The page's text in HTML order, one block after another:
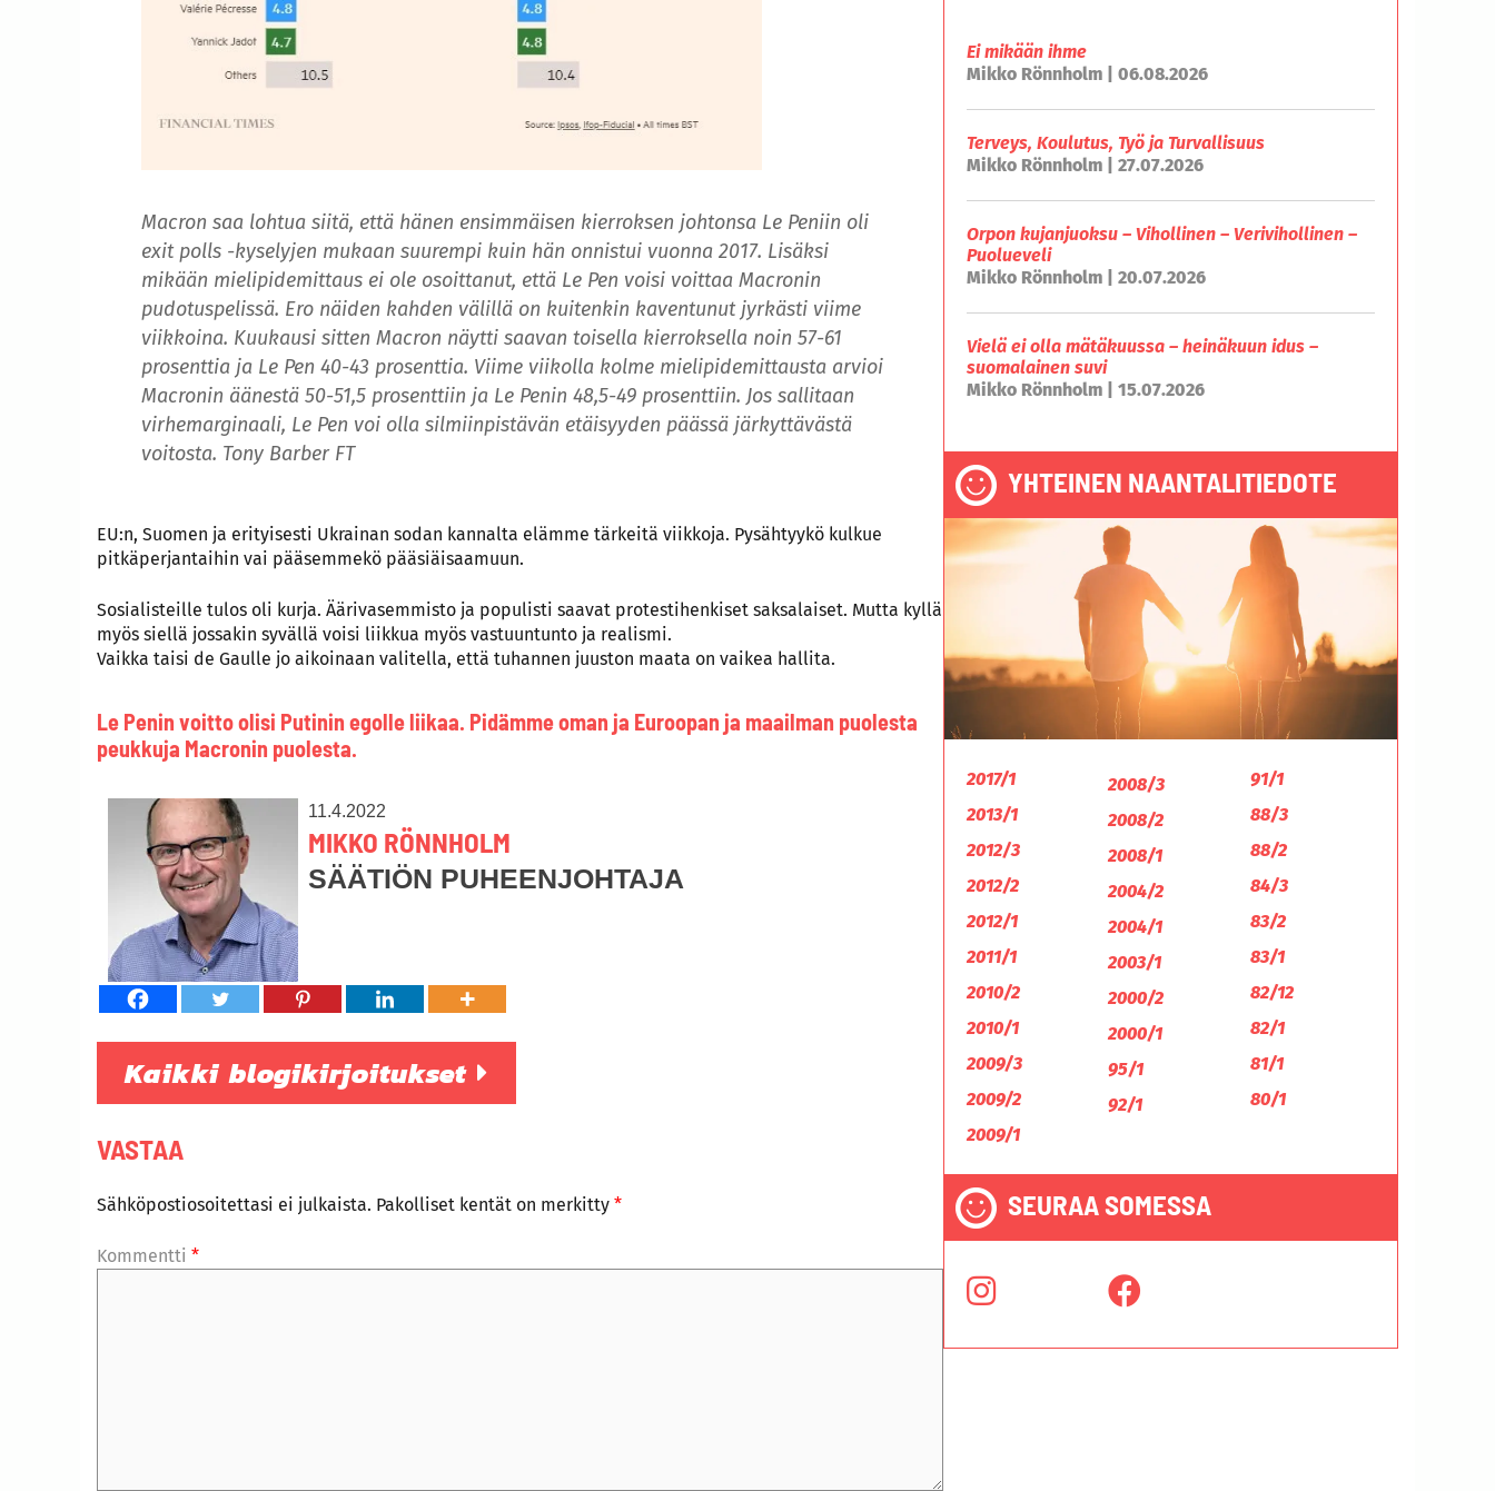
Macron saa lohtua siitä, että hänen ensimmäisen kierroksen johtonsa Le Peniin oli
exit polls -kyselyjen mukaan suurempi kuin hän onnistui vuonna 2017. Lisäksi
mikään mielipidemittaus ei ole osoittanut, että Le Pen voisi voittaa Macronin
pudotuspelissä. Ero näiden kahden välillä on kuitenkin kaventunut jyrkästi viime
viikkoina. Kuukausi sitten Macron näytti saavan toisella kierroksella noin 57-61
prosenttia ja Le Pen 40-43 prosenttia. Viime viikolla kolme mielipidemittausta arvioi
Macronin äänestä 50-51,5 prosenttiin ja Le Penin 48,5-49 prosenttiin. Jos sallitaan
virhemarginaali, Le Pen voi olla silmiinpistävän etäisyyden päässä järkyttävästä
voitosta. Tony Barber FT
EU:n, Suomen ja erityisesti Ukrainan sodan kannalta elämme tärkeitä viikkoja. Pysähtyykö kulkue
pitkäperjantaihin vai pääsemmekö pääsiäisaamuun.
Sosialisteille tulos oli kurja. Äärivasemmisto ja populisti saavat protestihenkiset saksalaiset. Mutta kyllä
myös siellä jossakin syvällä voisi liikkua myös vastuuntunto ja realismi.
Vaikka taisi de Gaulle jo aikoinaan valitella, että tuhannen juuston maata on vaikea hallita.
Le Penin voitto olisi Putinin egolle liikaa. Pidämme oman ja Euroopan ja maailman puolesta
peukkuja Macronin puolesta.
11.4.2022
MIKKO RÖNNHOLM
SÄÄTIÖN PUHEENJOHTAJA
Kaikki blogikirjoitukset
VASTAA
Sähköpostiosoitettasi ei julkaista. Pakolliset kentät on merkitty *
Kommentti *
Ei mikään ihme
Mikko Rönnholm | 06.08.2026
Terveys, Koulutus, Työ ja Turvallisuus
Mikko Rönnholm | 27.07.2026
Orpon kujanjuoksu – Vihollinen – Verivihollinen –
Puolueveli
Mikko Rönnholm | 20.07.2026
Vielä ei olla mätäkuussa – heinäkuun idus –
suomalainen suvi
Mikko Rönnholm | 15.07.2026
YHTEINEN NAANTALITIEDOTE
2017/1
2013/1
2012/3
2012/2
2012/1
2011/1
2010/2
2010/1
2009/3
2009/2
2009/1
2008/3
2008/2
2008/1
2004/2
2004/1
2003/1
2000/2
2000/1
95/1
92/1
91/1
88/3
88/2
84/3
83/2
83/1
82/12
82/1
81/1
80/1
SEURAA SOMESSA